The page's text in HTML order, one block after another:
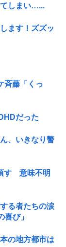
しまい…...
ます！ズズッ
斉藤「くっ
だった
、いきなり警
す 意味不明
る者たちの涙
び」
の地方都市は